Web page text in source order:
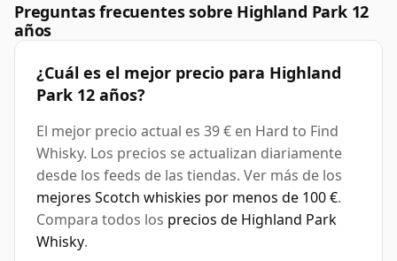
Preguntas frecuentes sobre Highland Park 12
años
¿Cuál es el mejor precio para Highland
Park 12 años?
El mejor precio actual es 39 € en Hard to Find
Whisky. Los precios se actualizan diariamente
desde los feeds de las tiendas. Ver más de los
mejores Scotch whiskies por menos de 100 €.
Compara todos los precios de Highland Park
Whisky.